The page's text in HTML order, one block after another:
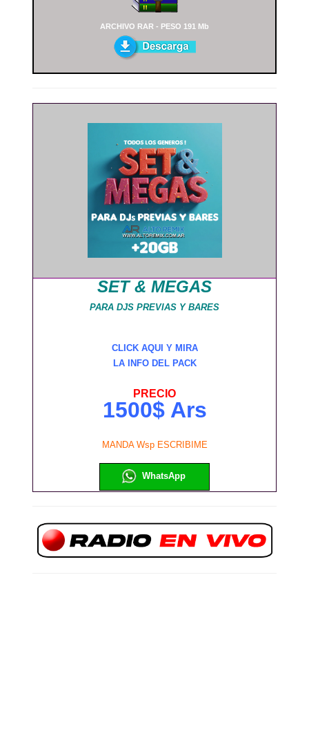
ARCHIVO RAR - PESO 191 Mb
SET & MEGAS
PARA DJS PREVIAS Y BARES
CLICK AQUI Y MIRA
LA INFO DEL PACK
PRECIO
1500$ Ars
MANDA Wsp ESCRIBIME
WhatsApp